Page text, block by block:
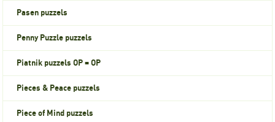
Pasen puzzels
Penny Puzzle puzzels
Piatnik puzzels OP = OP
Pieces & Peace puzzels
Piece of Mind puzzels